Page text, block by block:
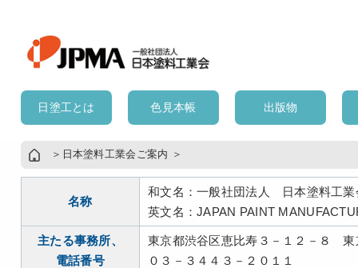
日塗工とは 色見本帳 出版物
＞ 日本塗料工業会ご案内 ＞
名称
和文名：一般社団法人 日本塗料工業
英文名：JAPAN PAINT
主たる事務所、
電話番号
東京都渋谷区恵比寿３－１２－８ 東
０３－３４４３－２０１１